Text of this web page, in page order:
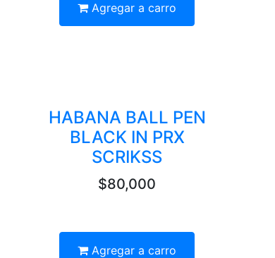
Agregar a carro
HABANA BALL PEN
BLACK IN PRX
SCRIKSS
$80,000
Agregar a carro